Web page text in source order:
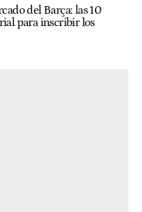
del Barça: las 10
para inscribir los